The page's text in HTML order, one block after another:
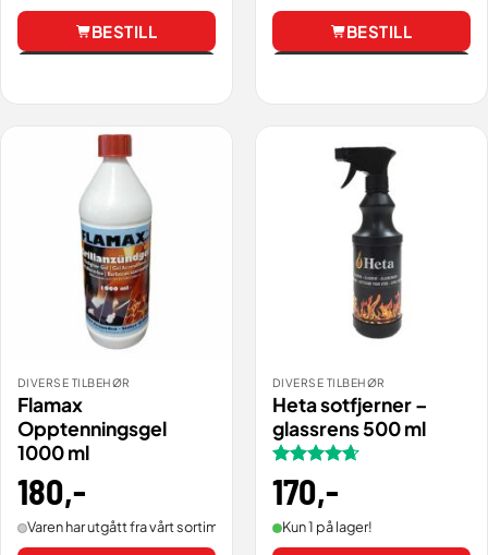
BESTILL BESTILL
DIVERSE TILBEHØR
Flamax
Opptenningsgel
1000 ml
180,-
Varen har utgått fra vårt sortiment.
DIVERSE TILBEHØR
Heta sotfjerner –
glassrens 500 ml
Vurdert
4.67av 5
170,-
Kun 1 på lager!